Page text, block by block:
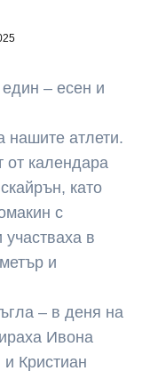
– есен и
нашите атлети.
от календара
като
с
в
и
– в деня на
Ивона
Кристиан